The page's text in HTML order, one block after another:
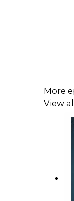
More
View